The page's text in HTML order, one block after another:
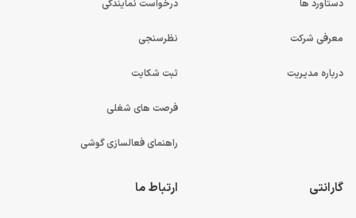
دستاورد ها
معرفی شرکت
درباره مدیریت
درخواست نمایندگی
نظرسنجی
ثبت شکایت
فرصت های شغلی
راهنمای فعالسازی گوشی
گارانتی ارتباط ما